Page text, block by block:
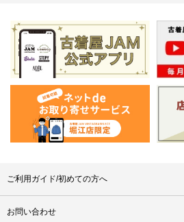
ご利用ガイド/初めての方へ
お問い合わせ